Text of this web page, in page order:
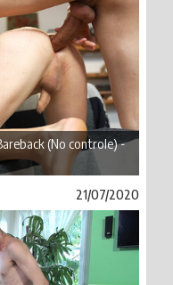
(No controle) -
21/07/2020